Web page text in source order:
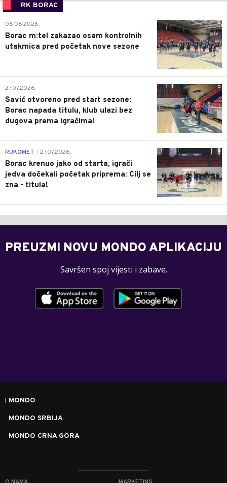
RK BORAC
0
05.08.2026.
Borac m:tel zakazao osam kontrolnih
utakmica pred početak nove sezone
0
27.07.2026.
Savić otvoreno pred start sezone:
Borac napada titulu, klub ulazi bez
dugova prema igračima!
0
RUKOMET 27.07.2026.
Borac krenuo jako od starta, igrači
jedva dočekali početak priprema: Cilj se
zna - titula!
PREUZMI NOVU MONDO APLIKACIJU
Savršen spoj vijesti i zabave.
MONDO
MONDO SRBIJA
MONDO CRNA GORA